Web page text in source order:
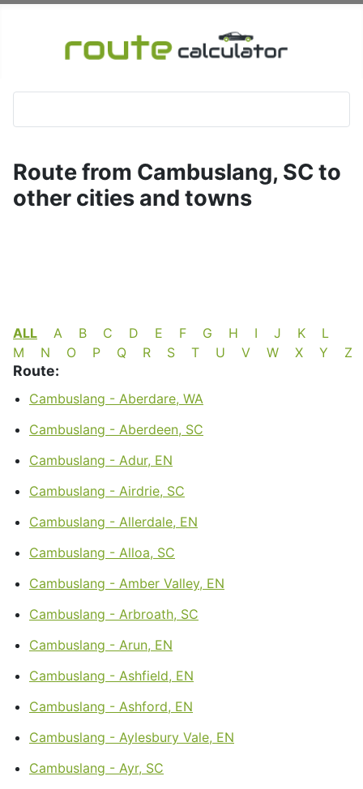
Route from Cambuslang, SC to
other cities and towns
ALL A B C D E F G H I J K
L
M
N O P Q R S T U V W X Y Z
Route:
Cambuslang - Aberdare, WA
Cambuslang - Aberdeen, SC
Cambuslang - Adur, EN
Cambuslang - Airdrie, SC
Cambuslang - Allerdale, EN
Cambuslang - Alloa, SC
Cambuslang - Amber Valley, EN
Cambuslang - Arbroath, SC
Cambuslang - Arun, EN
Cambuslang - Ashfield, EN
Cambuslang - Ashford, EN
Cambuslang - Aylesbury Vale, EN
Cambuslang - Ayr, SC